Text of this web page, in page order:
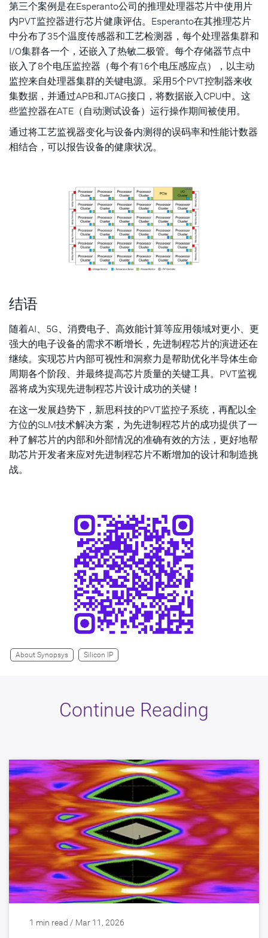
第三个案例是在Esperanto公司的推理处理器芯片中使用片
内PVT监控器进行芯片健康评估。Esperanto在其推理芯片
中分布了35个温度传感器和工艺检测器，每个处理器集群和
I/O集群各一个，还嵌入了热敏二极管。每个存储器节点中
嵌入了8个电压监控器（每个有16个电压感应点），以主动
监控来自处理器集群的关键电源。采用5个PVT控制器来收
集数据，并通过APB和JTAG接口，将数据嵌入CPU中。这
些监控器在ATE（自动测试设备）运行操作期间被使用。
通过将工艺监视器变化与设备内测得的误码率和性能计数器
相结合，可以报告设备的健康状况。
结语
随着AI、5G、消费电子、高效能计算等应用领域对更小、更
强大的电子设备的需求不断增长，先进制程芯片的演进还在
继续。实现芯片内部可视性和洞察力是帮助优化半导体生命
周期各个阶段、并最终提高芯片质量的关键工具。PVT监视
器将成为实现先进制程芯片设计成功的关键！
在这一发展趋势下，新思科技的PVT监控子系统，再配以全
方位的SLM技术解决方案，为先进制程芯片的成功提供了一
种了解芯片的内部和外部情况的准确有效的方法，更好地帮
助芯片开发者来应对先进制程芯片不断增加的设计和制造挑
战。
About Synopsys Silicon IP
Continue Reading
1 min read / Mar 11, 2026